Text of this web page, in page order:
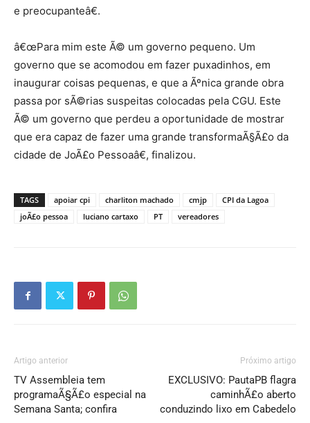
e preocupanteâ€.
â€œPara mim este Ã© um governo pequeno. Um
governo que se acomodou em fazer puxadinhos, em
inaugurar coisas pequenas, e que a Ãºnica grande obra
passa por sÃ©rias suspeitas colocadas pela CGU. Este
Ã© um governo que perdeu a oportunidade de mostrar
que era capaz de fazer uma grande transformaÃ§Ã£o da
cidade de JoÃ£o Pessoaâ€, finalizou.
TAGS apoiar cpi charliton machado cmjp
CPI da Lagoa
joÃ£o pessoa
luciano cartaxo PT vereadores
Artigo anterior
TV Assembleia tem
programaÃ§Ã£o especial na
Semana Santa; confira
Próximo artigo
EXCLUSIVO: PautaPB flagra
caminhÃ£o aberto
conduzindo lixo em Cabedelo